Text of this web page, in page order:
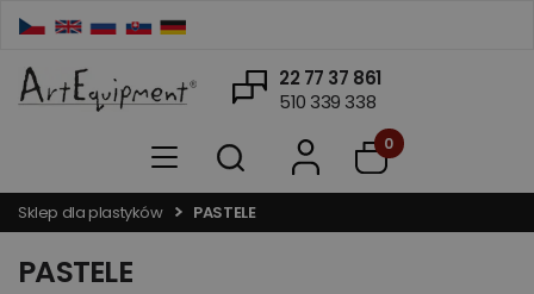
22 77 37 861
510 339 338
0
Sklep dla plastyków PASTELE
PASTELE